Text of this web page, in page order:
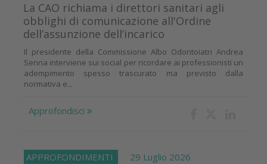
La CAO richiama i direttori sanitari agli
obblighi di comunicazione all'Ordine
dell’assunzione dell’incarico
Il presidente della Commissione Albo Odontoiatri Andrea
Senna interviene sui social per ricordare ai professionisti un
adempimento spesso trascurato ma previsto dalla
normativa e...
Approfondisci
APPROFONDIMENTI 29 Luglio 2026